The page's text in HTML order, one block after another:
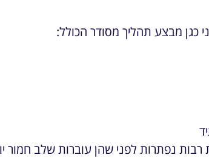
נפתרות לפני שהן עוברות שלב חמור